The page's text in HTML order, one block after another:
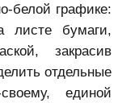
белой графике:
листе бумаги,
закрасив
отдельные
единой